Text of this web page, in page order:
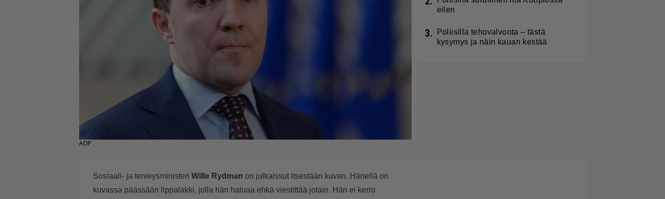
AOP
eilen
3.
Poliisilla tehovalvonta – tästä
kysymys ja näin kauan kestää
Sosiaali- ja terveysministeri Wille Rydman on julkaissut itsestään kuvan. Hänellä on
kuvassa päässään lippalakki, jolla hän haluaa ehkä viestittää jotain. Hän ei kerro